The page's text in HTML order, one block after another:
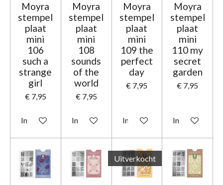
Moyra
stempel
plaat
mini
106
such a
strange
girl
€ 7,95
In winkelwagen
Moyra
stempel
plaat
mini
108
sounds
of the
world
€ 7,95
In winkelwagen
Moyra
stempel
plaat
mini
109 the
perfect
day
€ 7,95
In winkelwagen
Moyra
stempel
plaat
mini
110 my
secret
garden
€ 7,95
In
Uitverkocht